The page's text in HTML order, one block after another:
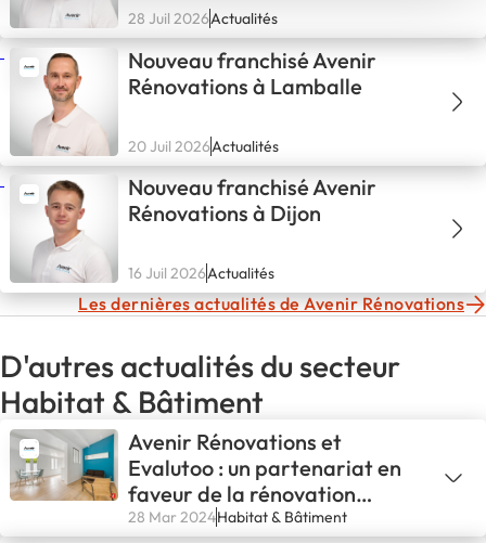
28 Juil 2026Actualités
Nouveau franchisé Avenir
Rénovations à Lamballe
20 Juil 2026Actualités
Nouveau franchisé Avenir
Rénovations à Dijon
16 Juil 2026Actualités
Les dernières actualités de Avenir Rénovations
D'autres actualités du secteur
Habitat & Bâtiment
Avenir Rénovations et
Evalutoo : un partenariat en
faveur de la rénovation
énergétique
28 Mar 2024Habitat & Bâtiment